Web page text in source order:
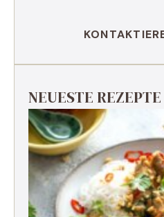
NEUESTE REZEPTE